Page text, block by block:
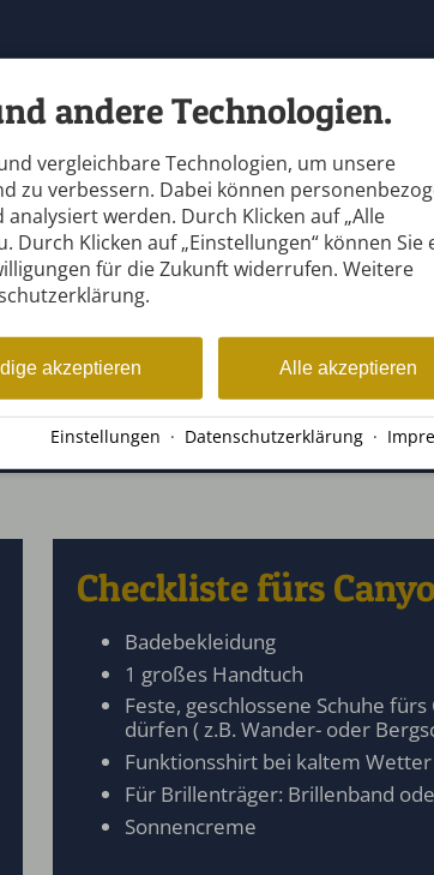
Touren für 29,- € hinzubuchbar. Veggies
Checkliste fürs
Badebekleidung
1 großes Handtuch
Feste, geschlossene Schuhe
dürfen ( z.B. Wander- oder
Funktionsshirt bei kaltem Wetter
Für Brillenträger: Brillenband
Sonnencreme
andere Technologien.
vergleichbare Technologien, um unsere
zu verbessern. Dabei können
werden. Durch Klicken auf „Alle
Durch Klicken auf „Einstellungen“ können Sie
für die Zukunft widerrufen. Weitere
Alle akzeptieren
akzeptieren
Einstellungen · Datenschutzerklärung ·